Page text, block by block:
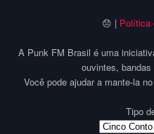
😞 | Política
A Punk FM Brasil é uma
ouvintes,
Você pode ajudar a mante-la
Tipo